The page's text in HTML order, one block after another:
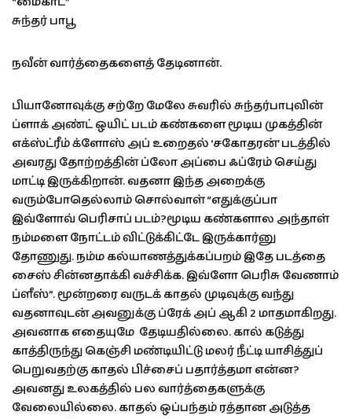
சுந்தர் பாபூ
நவீன் வார்த்தைகளைத் தேடினான்.
பியானோவுக்கு சற்றே மேலே சுவரில் சுந்தர்பாபுவின்
ப்ளாக் அண்ட் ஒயிட் படம் கண்களை மூடிய முகத்தின்
எக்ஸ்ட்ரீம் க்ளோஸ் அப் உறைதல் ‘சகோதரன்’ படத்தில்
அவரது தோற்றத்தின் ப்லோ அப்பை ஃப்ரேம் செய்து
மாட்டி இருக்கிறான். வதனா இந்த அறைக்கு
வரும்போதெல்லாம் சொல்வாள் “எதுக்குப்பா
இவ்ளோவ் பெரிசாப் படம்?மூடிய கண்களால அந்தாள்
நம்மளை நோட்டம் விட்டுக்கிட்டே இருக்கார்னு
தோணுது. நம்ம கல்யாணத்துக்கப்பறம் இதே படத்தை
சைஸ் சின்னதாக்கி வச்சிக்க. இவ்ளோ பெரிசு வேணாம்
ப்ளீஸ்”. மூன்றரை வருடக் காதல் முடிவுக்கு வந்து
வதனாவுடன் அவனுக்கு ப்ரேக் அப் ஆகி 2 மாதமாகிறது.
அவனாக எதையுமே தேடியதில்லை. கால் கடுத்து
காத்திருந்து கெஞ்சி மண்டியிட்டு மலர் நீட்டி யாசித்துப்
பெறுவதற்கு காதல் பிச்சைப் பதார்த்தமா என்ன?
அவனது உலகத்தில் பல வார்த்தைகளுக்கு
வேலையில்லை. காதல் ஒப்பந்தம் ரத்தான அடுத்த